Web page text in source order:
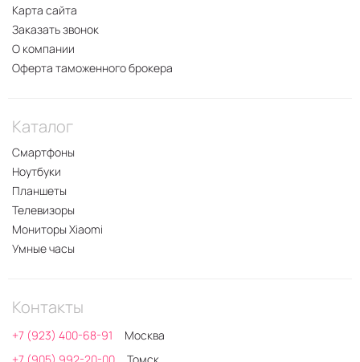
Карта сайта
Заказать звонок
О компании
Оферта таможенного брокера
Каталог
Смартфоны
Ноутбуки
Планшеты
Телевизоры
Мониторы Xiaomi
Умные часы
Контакты
+7 (923) 400-68-91
Москва